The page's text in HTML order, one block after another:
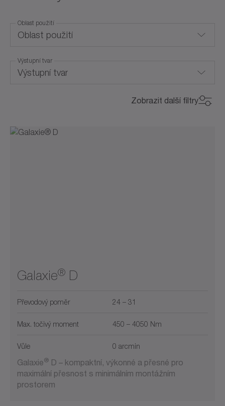
Oblast použití
Integrované systémové řešení
Oblast použití
Výstupní tvar
Výstupní tvar
Zobrazit další filtry
Galaxie® D
Převodový poměr 24 – 31
Max. točivý moment 450 – 4050 Nm
Vůle 0 arcmin
Galaxie® D – kompaktní, výkonné a přesné pro
maximální přesnost s minimálním montážním
prostorem